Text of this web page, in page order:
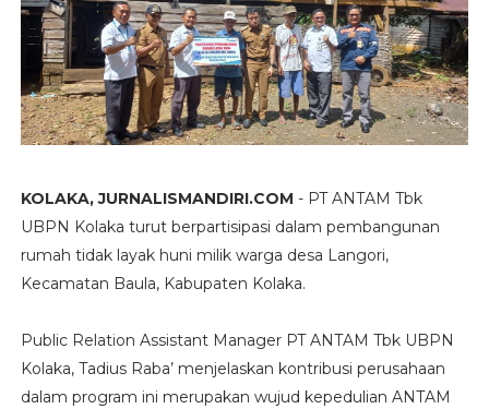
KOLAKA, JURNALISMANDIRI.COM - PT ANTAM Tbk
UBPN Kolaka turut berpartisipasi dalam pembangunan
rumah tidak layak huni milik warga desa Langori,
Kecamatan Baula, Kabupaten Kolaka.
Public Relation Assistant Manager PT ANTAM Tbk UBPN
Kolaka, Tadius Raba’ menjelaskan kontribusi perusahaan
dalam program ini merupakan wujud kepedulian ANTAM